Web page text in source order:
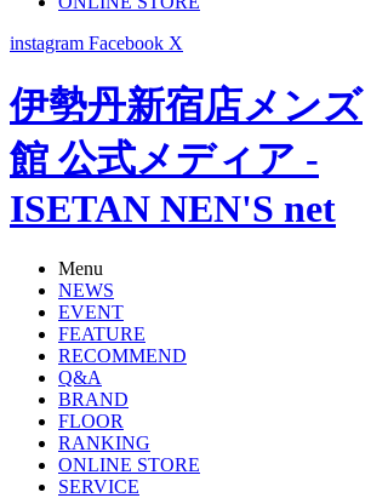
instagram Facebook X
伊勢丹新宿店メンズ
館 公式メディア -
ISETAN NEN'S net
Menu
NEWS
EVENT
FEATURE
RECOMMEND
Q&A
BRAND
FLOOR
RANKING
ONLINE STORE
SERVICE